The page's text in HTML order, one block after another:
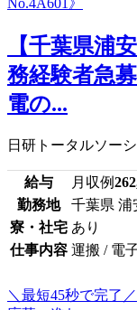
【千葉県浦
務経験者急
電の...
日研トータルソー
給与 月収例
勤務地
千葉県 浦
寮・社宅 あり
仕事内容 運搬 / 電
＼最短45秒で完了／